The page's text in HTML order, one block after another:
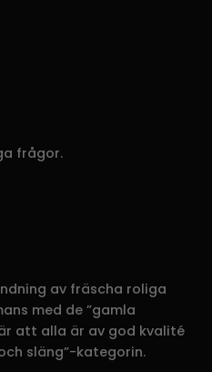
frågor.
av fräscha roliga
med de ”gamla
att alla är av god kvalité
släng”-kategorin.